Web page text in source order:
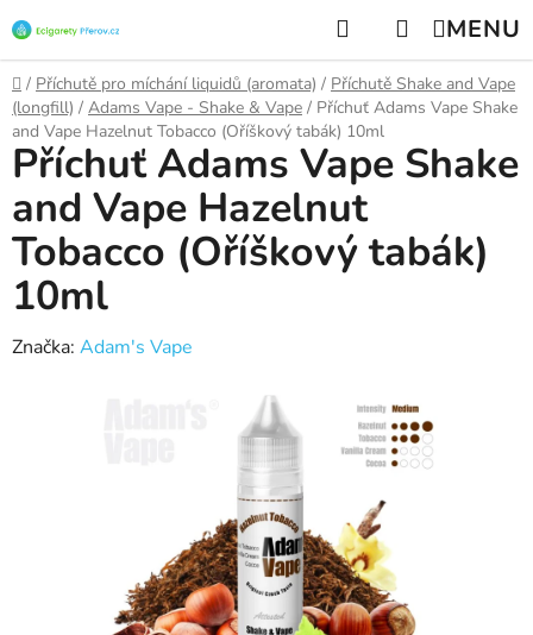
na
obsah
Hledat NÁKUPNÍ
KOŠÍK
Domů
/ Příchutě pro míchání liquidů (aromata) / Příchutě Shake and Vape
(longfill) / Adams Vape - Shake & Vape / Příchuť Adams Vape Shake
and Vape Hazelnut Tobacco (Oříškový tabák) 10ml
Příchuť Adams Vape Shake
and Vape Hazelnut
Tobacco (Oříškový tabák)
10ml
Značka: Adam's Vape